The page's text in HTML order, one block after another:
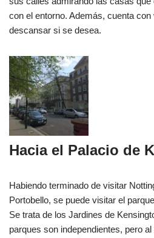
con el entorno. Además, cuenta
descansar si se desea.
Hacia el Palacio de
Habiendo terminado de visitar
Portobello, se puede visitar el
Se trata de los Jardines de
parques son independientes, pero